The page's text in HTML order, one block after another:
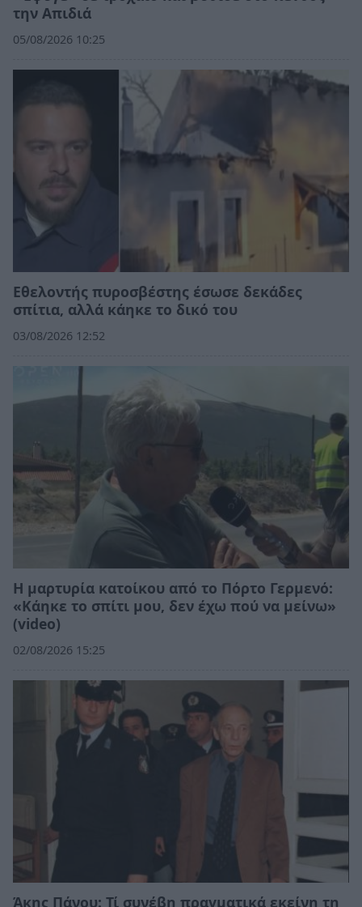
την Απιδιά
05/08/2026 10:25
Εθελοντής πυροσβέστης έσωσε δεκάδες
σπίτια, αλλά κάηκε το δικό του
03/08/2026 12:52
Η μαρτυρία κατοίκου από το Πόρτο Γερμενό:
«Κάηκε το σπίτι μου, δεν έχω πού να μείνω»
(video)
02/08/2026 15:25
Άκης Πάνου: Τί συνέβη πραγματικά εκείνη τη